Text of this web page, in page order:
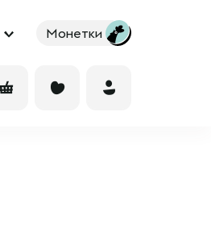
Монетки